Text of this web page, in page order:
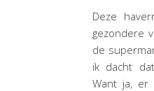
Deze
gezondere
de
ik dacht
Want ja,